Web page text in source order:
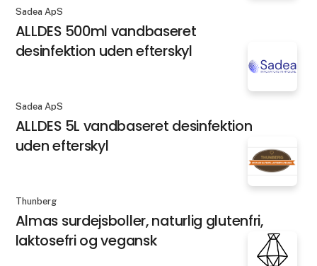
Sadea ApS
ALLDES 500ml vandbaseret
desinfektion uden efterskyl
Sadea ApS
ALLDES 5L vandbaseret desinfektion
uden efterskyl
Thunberg
Almas surdejsboller, naturlig glutenfri,
laktosefri og vegansk